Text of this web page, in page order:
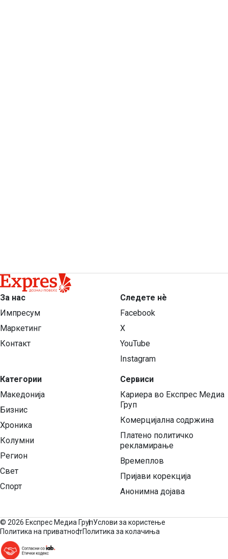
За нас
Импресум
Маркетинг
Контакт
Категории
Македонија
Бизнис
Хроника
Колумни
Регион
Свет
Спорт
Следете нѐ
Facebook
X
YouTube
Instagram
Сервиси
Кариера во Експрес Медиа
Груп
Комерцијална содржина
Платено политичко
рекламирање
Времеплов
Пријави корекција
Анонимна дојава
© 2026 Експрес Медиа ГрупУслови за користење
Политика на приватностПолитика за колачиња